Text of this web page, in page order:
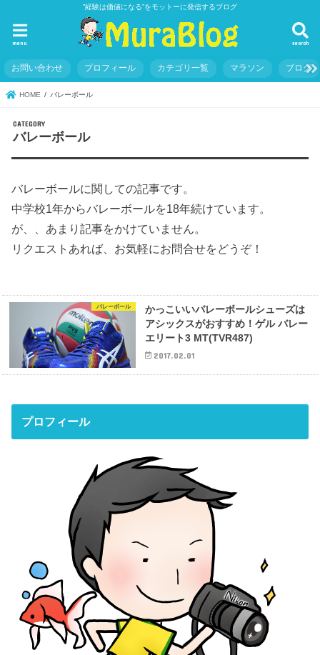
”経験は価値になる”をモットーに発信するブログ
search
menu
お問い合わせ プロフィール カテゴリ一覧 マラソン ブログ
HOME バレーボール
バレーボール
バレーボールに関しての記事です。
中学校1年からバレーボールを18年続けています。
が、、あまり記事をかけていません。
リクエストあれば、お気軽にお問合せをどうぞ！
バレーボール
かっこいいバレーボールシューズは
アシックスがおすすめ！ゲル バレー
エリート3 MT(TVR487)
2017.02.01
プロフィール